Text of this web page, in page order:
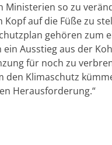
Ministerien so zu
auf die Füße zu
gehören zum
Ausstieg aus der
für noch zu
den Klimaschutz
Herausforderung.“